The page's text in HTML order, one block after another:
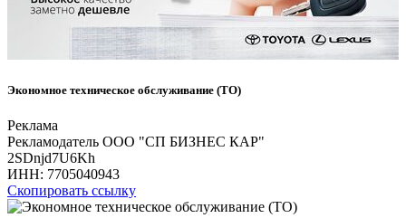
Экономное техническое обслуживание (ТО)
Реклама
Рекламодатель ООО "СП БИЗНЕС КАР"
2SDnjd7U6Kh
ИНН: 7705040943
Скопировать ссылку